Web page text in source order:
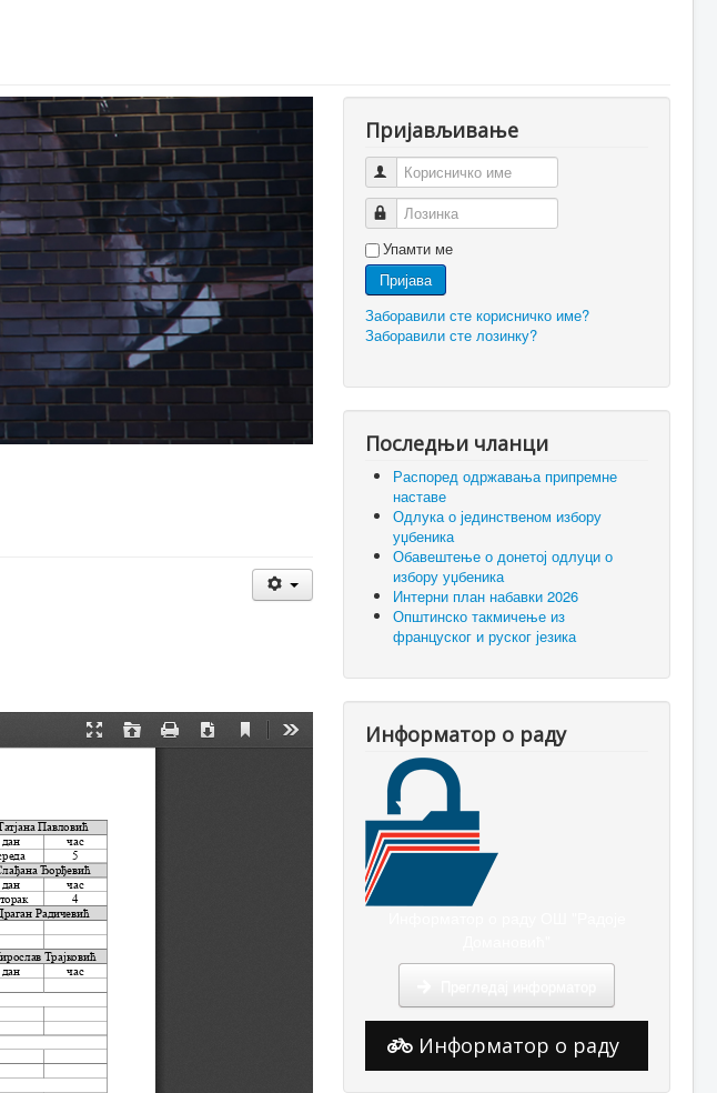
Пријављивање
Корисничко име
Лозинка
Упамти ме
Пријава
Заборавили сте корисничко име?
Заборавили сте лозинку?
Последњи чланци
Распоред одржавања припремне
наставе
Одлука о јединственом избору
уџбеника
Обавештење о донетој одлуци о
избору уџбеника
Интерни план набавки 2026
Општинско такмичење из
француског и руског језика
Информатор о раду
Информатор о раду